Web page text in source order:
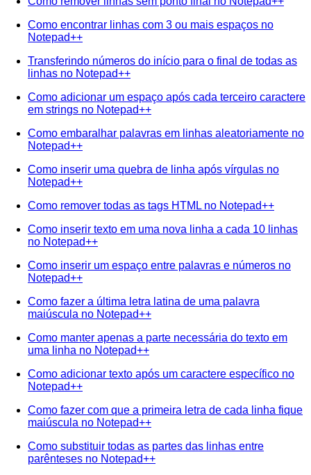
Como encontrar linhas com 3 ou mais espaços no
Notepad++
Transferindo números do início para o final de todas as
linhas no Notepad++
Como adicionar um espaço após cada terceiro caractere
em strings no Notepad++
Como embaralhar palavras em linhas aleatoriamente no
Notepad++
Como inserir uma quebra de linha após vírgulas no
Notepad++
Como remover todas as tags HTML no Notepad++
Como inserir texto em uma nova linha a cada 10 linhas
no Notepad++
Como inserir um espaço entre palavras e números no
Notepad++
Como fazer a última letra latina de uma palavra
maiúscula no Notepad++
Como manter apenas a parte necessária do texto em
uma linha no Notepad++
Como adicionar texto após um caractere específico no
Notepad++
Como fazer com que a primeira letra de cada linha fique
maiúscula no Notepad++
Como substituir todas as partes das linhas entre
parênteses no Notepad++